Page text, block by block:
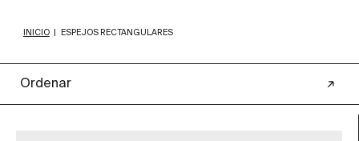
INICIO ESPEJOS RECTANGULARES
Ordenar